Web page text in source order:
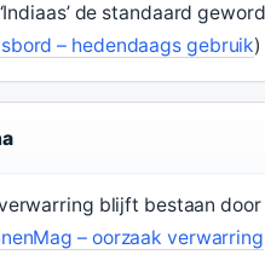
de standaard
– hedendaags gebruik)
blijft bestaan
– oorzaak verwarring